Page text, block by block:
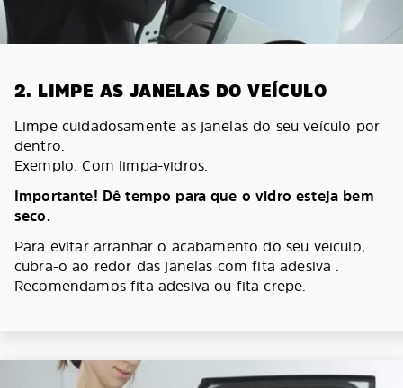
2. LIMPE AS JANELAS DO VEÍCULO
Limpe cuidadosamente as janelas do seu veículo por
dentro.
Exemplo: Com limpa-vidros.
Importante! Dê tempo para que o vidro esteja bem
seco.
Para evitar arranhar o acabamento do seu veículo,
cubra-o ao redor das janelas com fita adesiva .
Recomendamos fita adesiva ou fita crepe.